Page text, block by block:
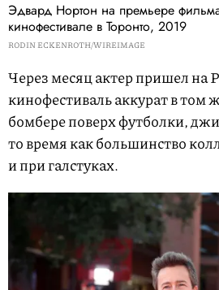
Эдвард Нортон на премьере
кинофестивале в Торонто, 2019
RODIN ECKENROTH/WIREIMAGE
Через месяц актер пришел на
кинофестиваль аккурат в том
бомбере поверх футболки,
то время как большинство
и при галстуках.